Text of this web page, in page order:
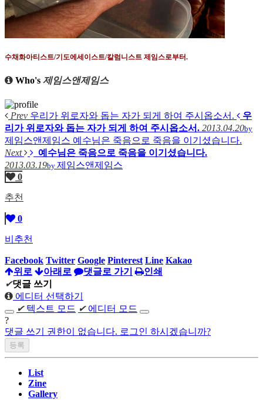
수채화아티스트/기도에세이스트/칼럼니스트 제임스로부터.
Who's 제임스앤제임스
Prev 우리가 위로자와 돕는 자가 되게 하여 주시옵소서.
우
리가 위로자와 돕는 자가 되게 하여 주시옵소서. 2013.04.20by
제임스앤제임스 예수님은 죽음으로 죽음을 이기셨습니다.
Next
예수님은 죽음으로 죽음을 이기셨습니다.
2013.03.19by 제임스앤제임스
0
추천
0
비추천
Facebook Twitter Google Pinterest Line Kakao
위로
아래로 댓글로 가기
인쇄
✔댓글 쓰기
에디터 선택하기
✔ 텍스트 모드 ✔ 에디터 모드
?
댓글 쓰기 권한이 없습니다. 로그인 하시겠습니까?
List
Zine
Gallery